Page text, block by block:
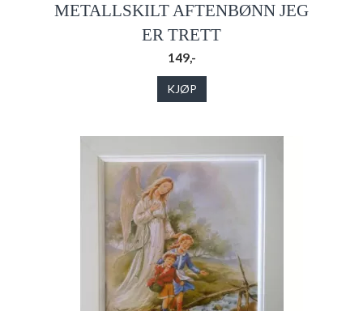
METALLSKILT AFTENBØNN JEG
ER TRETT
149,-
KJØP